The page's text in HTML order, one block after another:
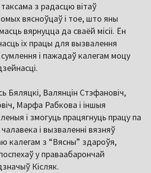
з радасцю вітаў
вясноўцаў і тое, што яны
вярнуцца да сваёй місіі. Ён
іх працы для вызвалення
сумлення і пажадаў калегам моцу
Бяляцкі, Валянцін Стэфановіч,
Марфа Рабкова і іншыя
і змогуць працягнуць працу па
і вызваленні вязняў
калегам з “Вясны” здароўя,
у праваабарончай
Кісляк.